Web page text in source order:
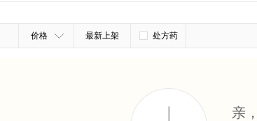
价格 最新上架 处方药
亲